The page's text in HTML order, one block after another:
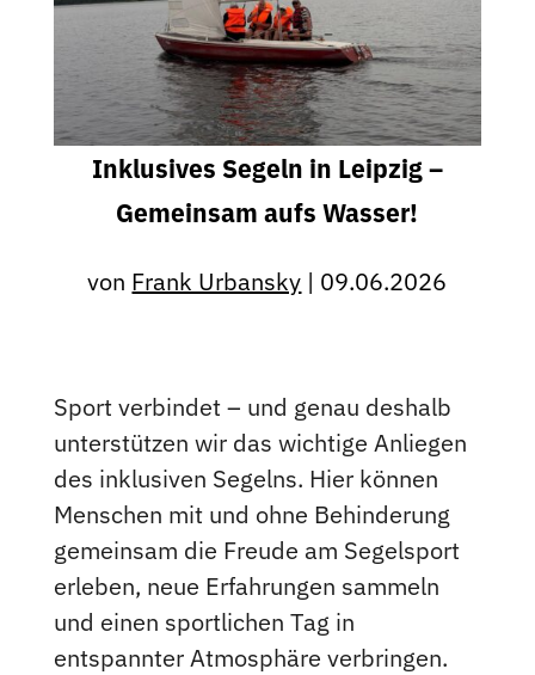
Inklusives Segeln in Leipzig –
Gemeinsam aufs Wasser!
von Frank Urbansky | 09.06.2026
Sport verbindet – und genau deshalb
unterstützen wir das wichtige Anliegen
des inklusiven Segelns. Hier können
Menschen mit und ohne Behinderung
gemeinsam die Freude am Segelsport
erleben, neue Erfahrungen sammeln
und einen sportlichen Tag in
entspannter Atmosphäre verbringen.